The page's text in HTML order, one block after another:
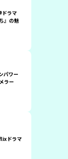
ラマ
』の魅
パワー
ラー
ドラマ